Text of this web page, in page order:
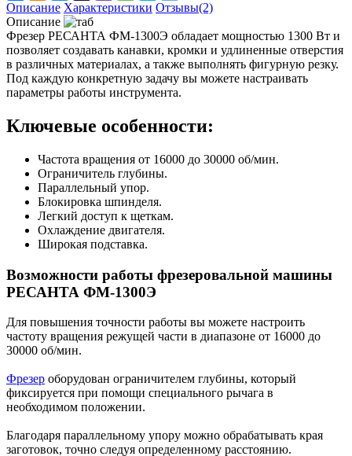
Описание Характеристики Отзывы(2)
Описание
Фрезер РЕСАНТА ФМ-1300Э обладает мощностью 1300 Вт и
позволяет создавать канавки, кромки и удлиненные отверстия
в различных материалах, а также выполнять фигурную резку.
Под каждую конкретную задачу вы можете настраивать
параметры работы инструмента.
Ключевые особенности:
Частота вращения от 16000 до 30000 об/мин.
Ограничитель глубины.
Параллельный упор.
Блокировка шпинделя.
Легкий доступ к щеткам.
Охлаждение двигателя.
Широкая подставка.
Возможности работы фрезеровальной машины
РЕСАНТА ФМ-1300Э
Для повышения точности работы вы можете настроить
частоту вращения режущей части в диапазоне от 16000 до
30000 об/мин.
Фрезер оборудован ограничителем глубины, который
фиксируется при помощи специального рычага в
необходимом положении.
Благодаря параллельному упору можно обрабатывать края
заготовок, точно следуя определенному расстоянию.